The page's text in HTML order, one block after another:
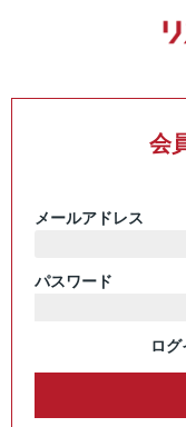
会
メールアドレス
パスワード
ロ